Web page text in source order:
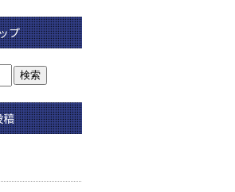
プ
稿